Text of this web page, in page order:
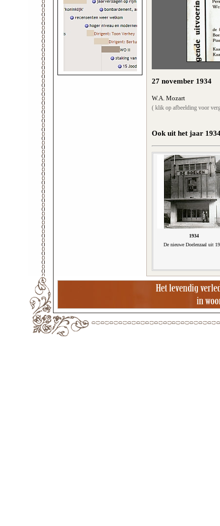
27 november 1934
W.A. Mozart
( klik op afbeelding voor
Ook uit het jaar
1934
De nieuwe Doelenzaal uit